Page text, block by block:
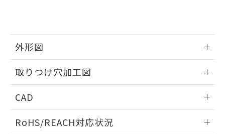
外形図
取りつけ穴加工図
CAD
ドすることができます。
RoHS/REACH対応状況
および当社の共同利用者が、当社の製
引・商談に必要な範囲で利用すること
をご了承ください。
※当社の共同利用者とは、
指します。
下記の非含有証明書をダウンロードするこ
とができます。
EU RoHS指令（10物質）の非含有証明書
51物質の非含有証明書（当社基準）
るもので、過去に遡って非含有を証明する
ものではありません。
また、RoHS指令のフタル酸エステル類４